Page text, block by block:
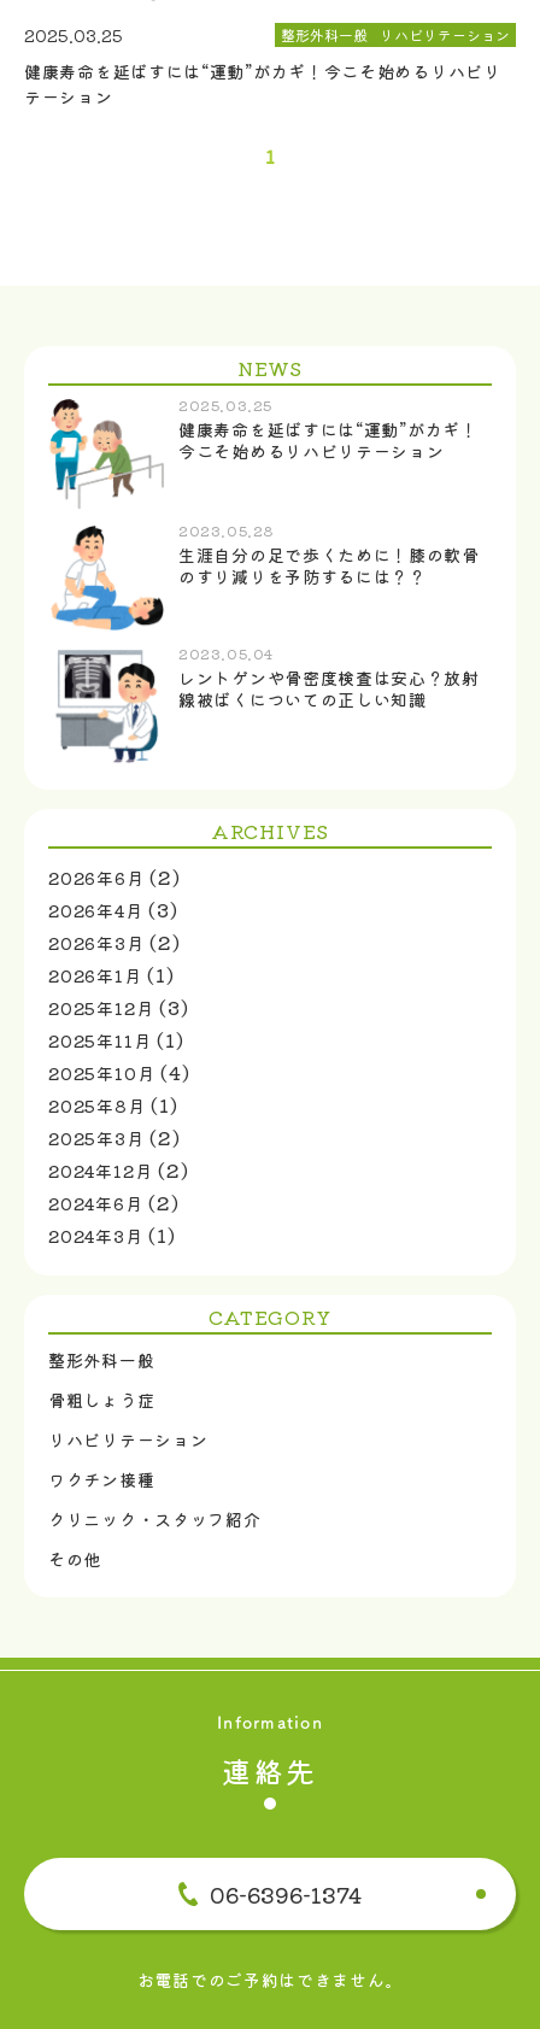
2025.03.25 整形外科一般 リハビリテーション
健康寿命を延ばすには“運動”がカギ！今こそ始めるリハビリ
テーション
1
NEWS
2025.03.25
健康寿命を延ばすには“運動”がカギ！
今こそ始めるリハビリテーション
2023.05.28
生涯自分の足で歩くために！膝の軟骨
のすり減りを予防するには？？
2023.05.04
レントゲンや骨密度検査は安心？放射
線被ばくについての正しい知識
ARCHIVES
2026年6月 (2)
2026年4月 (3)
2026年3月 (2)
2026年1月 (1)
2025年12月 (3)
2025年11月 (1)
2025年10月 (4)
2025年8月 (1)
2025年3月 (2)
2024年12月 (2)
2024年6月 (2)
2024年3月 (1)
CATEGORY
整形外科一般
骨粗しょう症
リハビリテーション
ワクチン接種
クリニック・スタッフ紹介
その他
Information
連絡先
06-6396-1374
お電話でのご予約はできません。